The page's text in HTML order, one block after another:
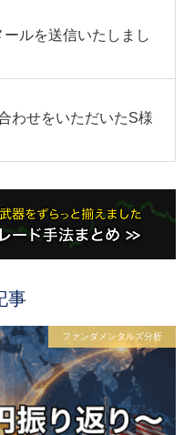
ールを送信いたしまし
わせをいただいたS様
事
ファンダメンタルズ分析